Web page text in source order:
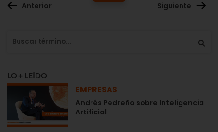
Anterior Siguiente
LO + LEÍDO
EMPRESAS
Andrés Pedreño sobre Inteligencia
Artificial